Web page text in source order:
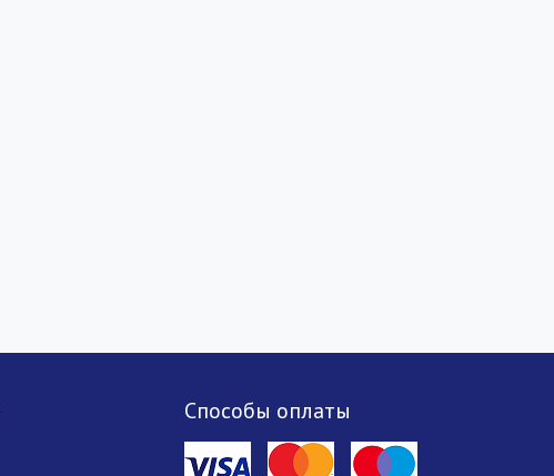
Способы оплаты